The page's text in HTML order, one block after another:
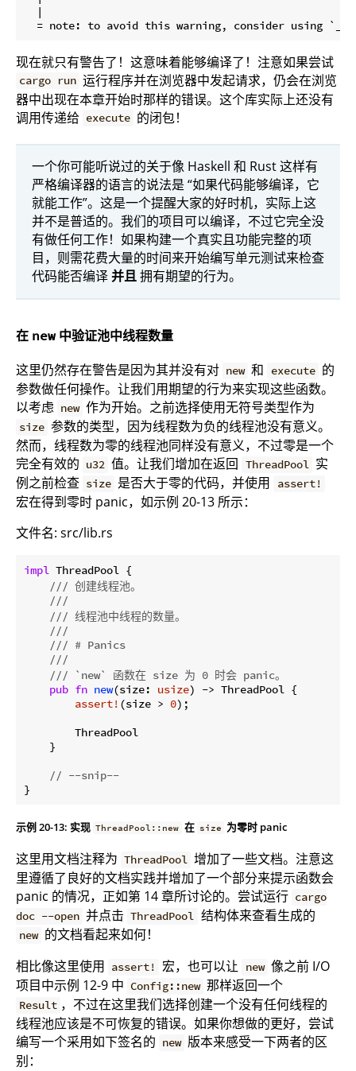
  |
现在就只有警告了！这意味着能够编译了！注意如果尝试
cargo run 运行程序并在浏览器中发起请求，仍会在浏览
器中出现在本章开始时那样的错误。这个库实际上还没有
调用传递给 execute 的闭包！
一个你可能听说过的关于像 Haskell 和 Rust 这样有
严格编译器的语言的说法是 “如果代码能够编译，它
就能工作”。这是一个提醒大家的好时机，实际上这
并不是普适的。我们的项目可以编译，不过它完全没
有做任何工作！如果构建一个真实且功能完整的项
目，则需花费大量的时间来开始编写单元测试来检查
代码能否编译并且拥有期望的行为。
在 new 中验证池中线程数量
这里仍然存在警告是因为其并没有对 new 和 execute 的
参数做任何操作。让我们用期望的行为来实现这些函数。
以考虑 new 作为开始。之前选择使用无符号类型作为
size 参数的类型，因为线程数为负的线程池没有意义。
然而，线程数为零的线程池同样没有意义，不过零是一个
完全有效的 u32 值。让我们增加在返回 ThreadPool 实
例之前检查 size 是否大于零的代码，并使用 assert!
宏在得到零时 panic，如示例 20-13 所示：
文件名: src/lib.rs
impl ThreadPool {
/// 创建线程池。
///
/// 线程池中线程的数量。
///
/// # Panics
///
/// `new` 函数在 size 为 0 时会 panic。
pub fn new(size: usize) -> ThreadPool {
assert! (size > 0);
        ThreadPool
    }
// --snip--
示例 20-13: 实现 ThreadPool::new 在 size 为零时 panic
这里用文档注释为 ThreadPool 增加了一些文档。注意这
里遵循了良好的文档实践并增加了一个部分来提示函数会
panic 的情况，正如第 14 章所讨论的。尝试运行 cargo
doc --open 并点击 ThreadPool 结构体来查看生成的
new 的文档看起来如何！
相比像这里使用 assert! 宏，也可以让 new 像之前 I/O
项目中示例 12-9 中 Config::new 那样返回一个
Result ，不过在这里我们选择创建一个没有任何线程的
线程池应该是不可恢复的错误。如果你想做的更好，尝试
编写一个采用如下签名的 new 版本来感受一下两者的区
别：